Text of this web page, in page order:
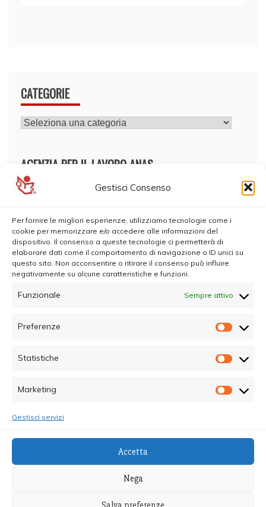
Gestisci Consenso
Per fornire le migliori esperienze, utilizziamo tecnologie come i
cookie per memorizzare e/o accedere alle informazioni del
dispositivo. Il consenso a queste tecnologie ci permetterà di
elaborare dati come il comportamento di navigazione o ID unici su
questo sito. Non acconsentire o ritirare il consenso può influire
negativamente su alcune caratteristiche e funzioni.
Funzionale Sempre attivo
Preferenze
Statistiche
Marketing
Gestisci servizi
Accetta
Nega
CATEGORIE
CATEGORIE
AGENZIA PER IL LAVORO ANAS
al Tribunale di Palermo - Direttore Responsabile dott.ssa